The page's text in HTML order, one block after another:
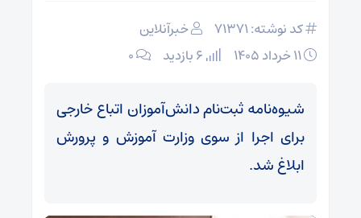
کد نوشته: 71371
خبرآنلاین
۰
شیوه‌نامه ثبت‌نام دانش‌آموزان اتباع خارجی
برای اجرا از سوی وزارت آموزش و پرورش
ابلاغ شد.